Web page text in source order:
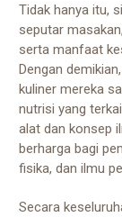
Tidak hanya itu,
seputar
serta manfaat
Dengan
kuliner mereka
nutrisi yang
alat dan konsep
berharga bagi
fisika, dan ilmu
Secara